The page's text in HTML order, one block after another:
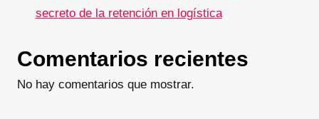
secreto de la retención en logística
Comentarios recientes
No hay comentarios que mostrar.